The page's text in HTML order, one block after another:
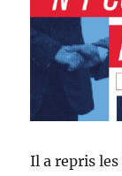
Il a repris